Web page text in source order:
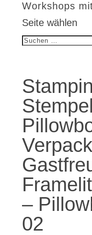
Workshops
Seite wählen
–
02